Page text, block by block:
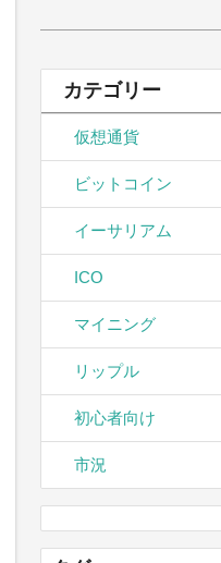
索:
カテゴリー
仮想通貨
ビットコイン
イーサリアム
ICO
マイニング
リップル
初心者向け
市況